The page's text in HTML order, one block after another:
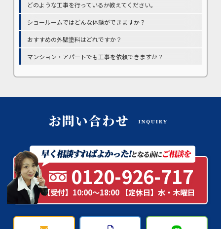
どのような工事を行っているか教えてください。
ショールームではどんな体験ができますか？
おすすめの外壁塗料はどれですか？
マンション・アパートでも工事を依頼できますか？
0120-926-717
【受付】10:00～18:00 【定休日】水・木曜日